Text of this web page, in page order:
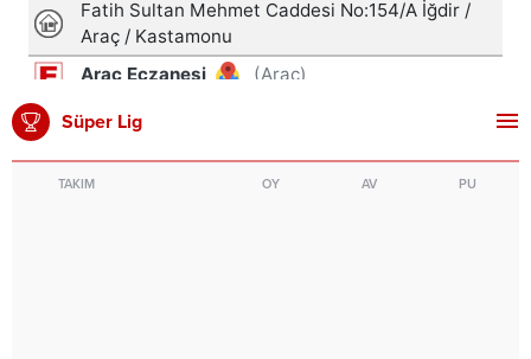
Süper Lig
TAKIM OY AV PU